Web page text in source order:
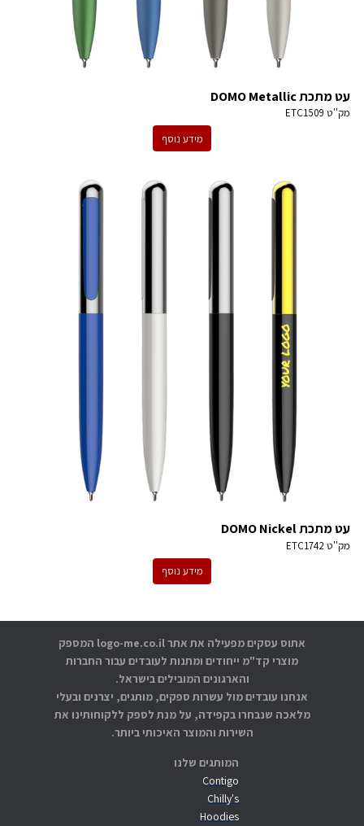
עט מתכת DOMO Metallic
מק''ט ETC1509
מידע נוסף
עט מתכת DOMO Nickel
מק''טETC1742
מידע נוסף
המותגים שלנו
Contigo
Chilly's
Hoodies
אתוס עסקים מפעילה את אתר logo-me.co.il המספק
מוצרי קד"מ ייחודים ומתנות לעובדים עבור החברות
והארגונים המובילים בישראל.
אנחנו עובדים מול עשרות ספקים, מותגים, יצרנים ובעלי
מלאכה שנבחרו בקפידה, על מנת לספק ללקוחותינו את
השירות והמוצר האיכותי ביותר.